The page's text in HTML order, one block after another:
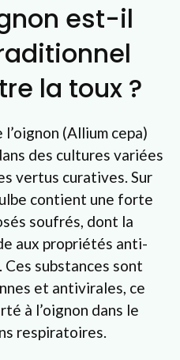
est-il
la toux ?
(Allium cepa)
des cultures variées
vertus curatives. Sur
contient une forte
soufrés, dont la
aux propriétés anti-
substances sont
et antivirales, ce
à l’oignon dans le
respiratoires.